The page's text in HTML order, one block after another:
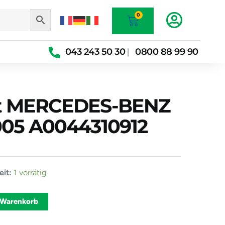
0
Warenkorb
043 243 50 30| 0800 88 99 90
BENZ
A0044310912
1 vorrätig